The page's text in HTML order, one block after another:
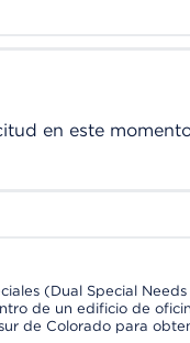
en este
(Dual Special
de un edificio de
de Colorado para